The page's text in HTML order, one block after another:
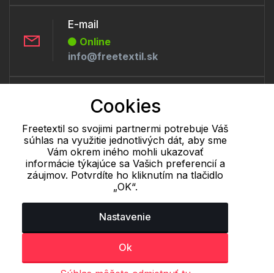
E-mail
Online
info@freetextil.sk
Online
+421 277 270 056
Cookie - podrobné nastavenie| Ďalšie informácie|Spracovanie
osobných údajov
Cookies
Freetextil so svojimi partnermi potrebuje Váš
súhlas na využitie jednotlivých dát, aby sme
Vám okrem iného mohli ukazovať
informácie týkajúce sa Vašich preferencií a
záujmov. Potvrdíte ho kliknutím na tlačidlo
„OK“.
Nastavenie
Ok